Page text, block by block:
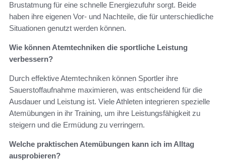
Brustatmung für eine schnelle Energiezufuhr sorgt. Beide
haben ihre eigenen Vor- und Nachteile, die für unterschiedliche
Situationen genutzt werden können.
Wie können Atemtechniken die sportliche Leistung
verbessern?
Durch effektive Atemtechniken können Sportler ihre
Sauerstoffaufnahme maximieren, was entscheidend für die
Ausdauer und Leistung ist. Viele Athleten integrieren spezielle
Atemübungen in ihr Training, um ihre Leistungsfähigkeit zu
steigern und die Ermüdung zu verringern.
Welche praktischen Atemübungen kann ich im Alltag
ausprobieren?